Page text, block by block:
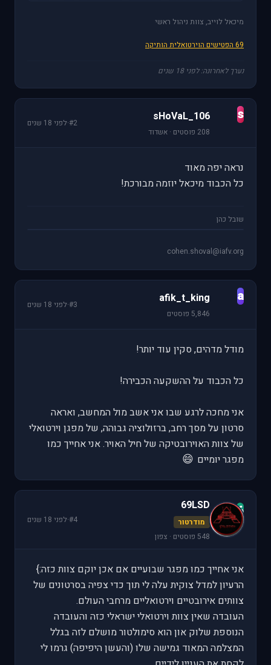
מיכאל לוייב, צוות ניהול ראשי
69 הפטישים הוירטואלית הותיקה
נערך לאחרונה: לפני 18 שנים
s
sHoVaL_106
208 פוסטים · אשדוד
#2
·לפני 18 שנים
נראה יפה מאוד
כל הכבוד מיכאל יוזמה מבורכת!
שובל כהן
cohen.shoval@iafv.org
a
afik_t_king
5,846 פוסטים
#3
·לפני 18 שנים
מודל מדהים, סקין עוד יותר!
כל הכבוד על ההשקעה הכבירה!
אני מחכה לרגע שבו אני אשב מול המחשב, ואראה
סרטון על מסך רחב, ברזולוציה גבוהה, של מפגן וירטואלי
של צוות האוירובטיקה של חיל האויר. אני אחייך כמו
מפגר יומיים 😄
6
69LSD
מודרטור
548 פוסטים · צפון
#4
·לפני 18 שנים
אני אחייך כמו מפגר שבועיים אם אכן יוקם צוות כזה:}
הרעיון למדל צוקית עלה לי תוך כדי צפיה בסרטונים של
צוותים אירובטיים וירטואליים מרחבי העולם.
העובדה שאין צוות וירטואלי ישראלי כזה והעובדה
הנוספת שלוק און הוא סימולטור מושלם לזה בגלל
המצלמה המאוד גמישה שלו (והעשן היפיפה) גרמו לי